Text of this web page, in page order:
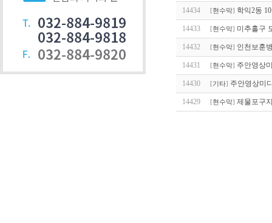
14434 [현수막] 학익2동
14433 [현수막] 미추홀구
14432 [현수막] 인천보훈
14431 [현수막] 주안영상
14430 [기타] 주안영상미
14429 [현수막] 제물포구